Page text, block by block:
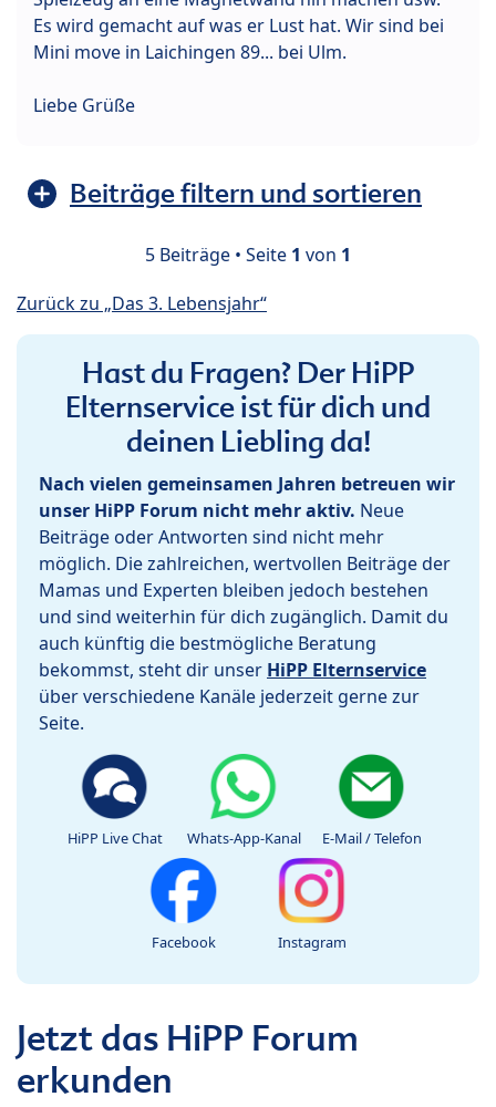
Es wird gemacht auf was er Lust hat. Wir sind bei
Mini move in Laichingen 89... bei Ulm.
Liebe Grüße
Beiträge filtern und sortieren
5 Beiträge • Seite 1 von 1
Zurück zu „Das 3. Lebensjahr“
Hast du Fragen? Der HiPP
Elternservice ist für dich und
deinen Liebling da!
Nach vielen gemeinsamen Jahren betreuen wir
unser HiPP Forum nicht mehr aktiv. Neue
Beiträge oder Antworten sind nicht mehr
möglich. Die zahlreichen, wertvollen Beiträge der
Mamas und Experten bleiben jedoch bestehen
und sind weiterhin für dich zugänglich. Damit du
auch künftig die bestmögliche Beratung
bekommst, steht dir unser HiPP Elternservice
über verschiedene Kanäle jederzeit gerne zur
Seite.
HiPP Live Chat Whats-App-Kanal E-Mail / Telefon
Facebook Instagram
Jetzt das HiPP Forum
erkunden